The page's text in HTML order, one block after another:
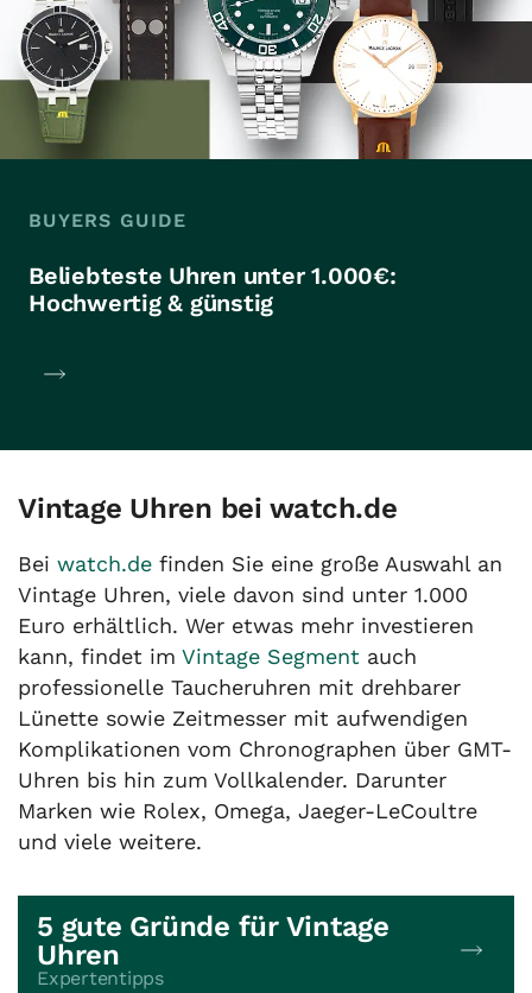
BUYERS GUIDE
Beliebteste Uhren unter 1.000€:
Hochwertig & günstig
Vintage Uhren bei watch.de
Bei watch.de finden Sie eine große Auswahl an
Vintage Uhren, viele davon sind unter 1.000
Euro erhältlich. Wer etwas mehr investieren
kann, findet im Vintage Segment auch
professionelle Taucheruhren mit drehbarer
Lünette sowie Zeitmesser mit aufwendigen
Komplikationen vom Chronographen über GMT-
Uhren bis hin zum Vollkalender. Darunter
Marken wie Rolex, Omega, Jaeger-LeCoultre
und viele weitere.
5 gute Gründe für Vintage
Uhren
Expertentipps